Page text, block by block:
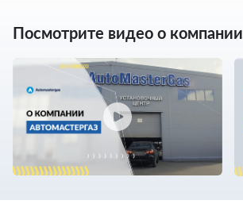
Посмотрите видео о компании